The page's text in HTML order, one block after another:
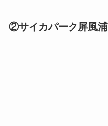
②サイカパーク屏風浦